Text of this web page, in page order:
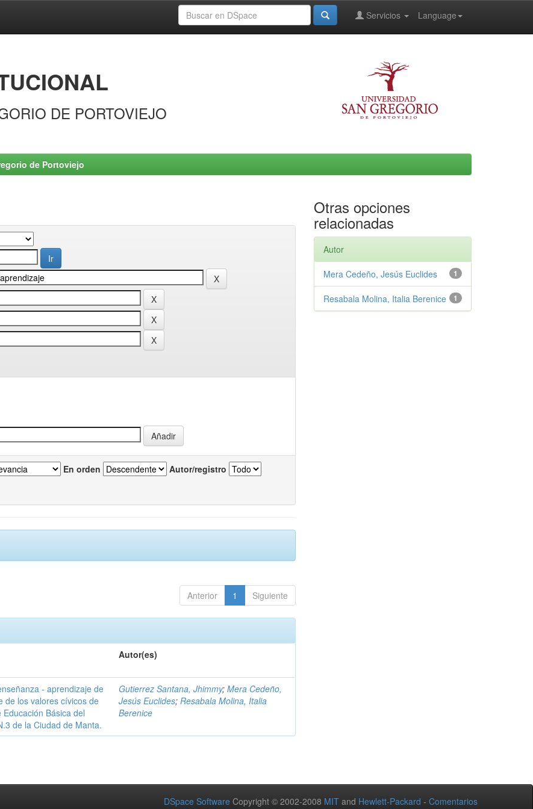
Language
Servicios
DE PORTOVIEJO
de Portoviejo
En orden Autor/registro
Anterior 1 Siguiente
Autor(es)
- aprendizaje de
de los valores cívicos de
Básica del
de la Ciudad de Manta.
Gutierrez Santana, Jhimmy;Mera Cedeño,
Jesús Euclides;Resabala Molina, Italia
Berenice
Otras opciones
relacionadas
Autor
1
Mera Cedeño, Jesús Euclides
1
Resabala Molina, Italia Berenice
DSpace Software Copyright © 2002-2008 MIT and Hewlett-Packard - Comentarios